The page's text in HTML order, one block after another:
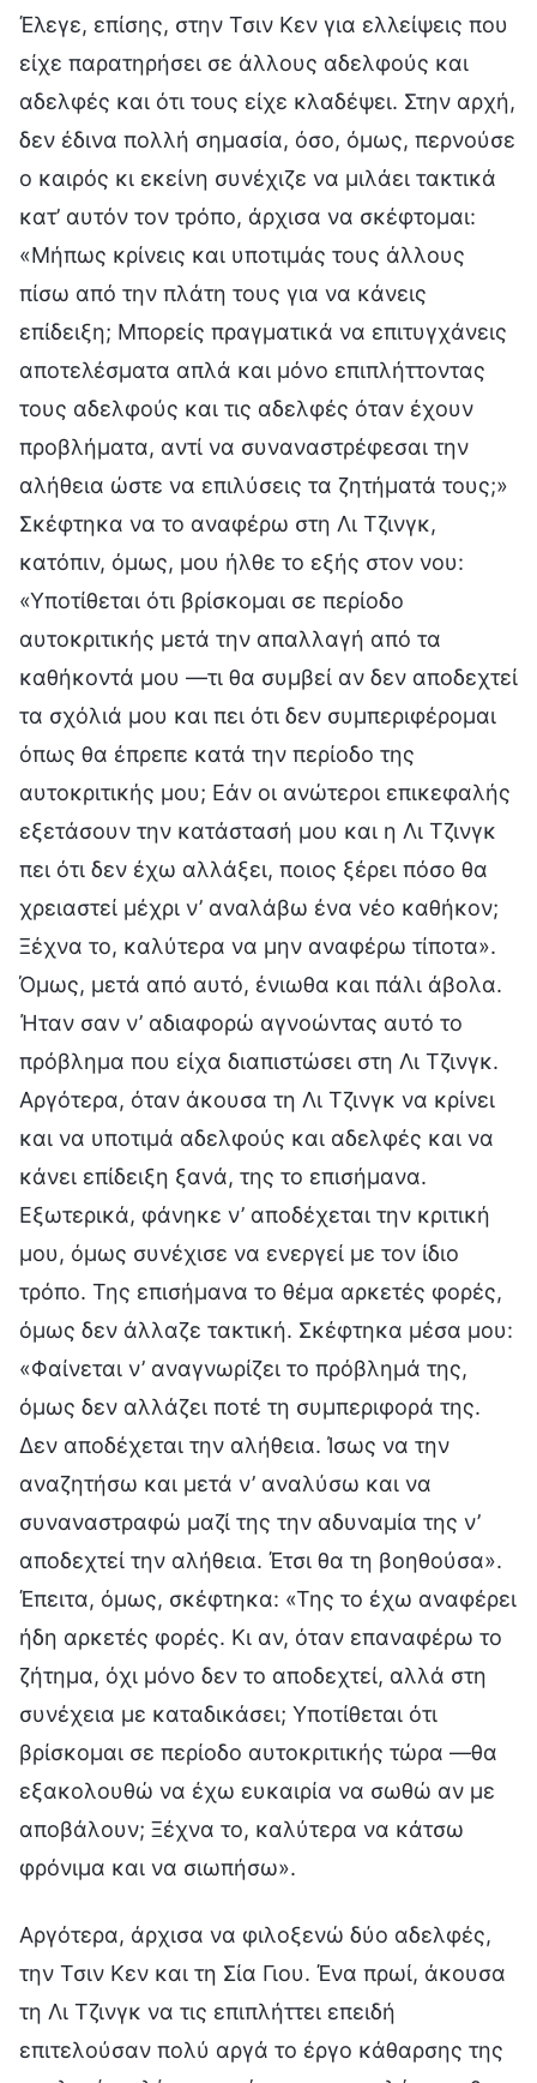
Έλεγε, επίσης, στην Τσιν Κεν για ελλείψεις που
είχε παρατηρήσει σε άλλους αδελφούς και
αδελφές και ότι τους είχε κλαδέψει. Στην αρχή,
δεν έδινα πολλή σημασία, όσο, όμως, περνούσε
ο καιρός κι εκείνη συνέχιζε να μιλάει τακτικά
κατ’ αυτόν τον τρόπο, άρχισα να σκέφτομαι:
«Μήπως κρίνεις και υποτιμάς τους άλλους
πίσω από την πλάτη τους για να κάνεις
επίδειξη; Μπορείς πραγματικά να επιτυγχάνεις
αποτελέσματα απλά και μόνο επιπλήττοντας
τους αδελφούς και τις αδελφές όταν έχουν
προβλήματα, αντί να συναναστρέφεσαι την
αλήθεια ώστε να επιλύσεις τα ζητήματά τους;»
Σκέφτηκα να το αναφέρω στη Λι Τζινγκ,
κατόπιν, όμως, μου ήλθε το εξής στον νου:
«Υποτίθεται ότι βρίσκομαι σε περίοδο
αυτοκριτικής μετά την απαλλαγή από τα
καθήκοντά μου —τι θα συμβεί αν δεν αποδεχτεί
τα σχόλιά μου και πει ότι δεν συμπεριφέρομαι
όπως θα έπρεπε κατά την περίοδο της
αυτοκριτικής μου; Εάν οι ανώτεροι επικεφαλής
εξετάσουν την κατάστασή μου και η Λι Τζινγκ
πει ότι δεν έχω αλλάξει, ποιος ξέρει πόσο θα
χρειαστεί μέχρι ν’ αναλάβω ένα νέο καθήκον;
Ξέχνα το, καλύτερα να μην αναφέρω τίποτα».
Όμως, μετά από αυτό, ένιωθα και πάλι άβολα.
Ήταν σαν ν’ αδιαφορώ αγνοώντας αυτό το
πρόβλημα που είχα διαπιστώσει στη Λι Τζινγκ.
Αργότερα, όταν άκουσα τη Λι Τζινγκ να κρίνει
και να υποτιμά αδελφούς και αδελφές και να
κάνει επίδειξη ξανά, της το επισήμανα.
Εξωτερικά, φάνηκε ν’ αποδέχεται την κριτική
μου, όμως συνέχισε να ενεργεί με τον ίδιο
τρόπο. Της επισήμανα το θέμα αρκετές φορές,
όμως δεν άλλαζε τακτική. Σκέφτηκα μέσα μου:
«Φαίνεται ν’ αναγνωρίζει το πρόβλημά της,
όμως δεν αλλάζει ποτέ τη συμπεριφορά της.
Δεν αποδέχεται την αλήθεια. Ίσως να την
αναζητήσω και μετά ν’ αναλύσω και να
συναναστραφώ μαζί της την αδυναμία της ν’
αποδεχτεί την αλήθεια. Έτσι θα τη βοηθούσα».
Έπειτα, όμως, σκέφτηκα: «Της το έχω αναφέρει
ήδη αρκετές φορές. Κι αν, όταν επαναφέρω το
ζήτημα, όχι μόνο δεν το αποδεχτεί, αλλά στη
συνέχεια με καταδικάσει; Υποτίθεται ότι
βρίσκομαι σε περίοδο αυτοκριτικής τώρα —θα
εξακολουθώ να έχω ευκαιρία να σωθώ αν με
αποβάλουν; Ξέχνα το, καλύτερα να κάτσω
φρόνιμα και να σιωπήσω».
Αργότερα, άρχισα να φιλοξενώ δύο αδελφές,
την Τσιν Κεν και τη Σία Γιου. Ένα πρωί, άκουσα
τη Λι Τζινγκ να τις επιπλήττει επειδή
επιτελούσαν πολύ αργά το έργο κάθαρσης της